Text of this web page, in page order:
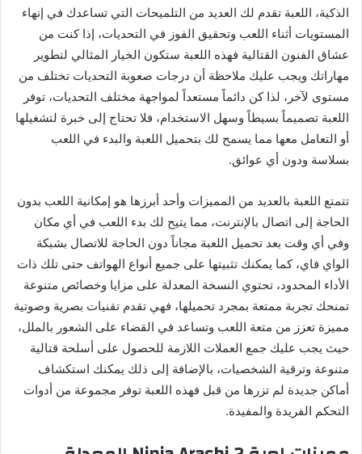
الذكية، اللعبة تقدم لك العديد من التلميحات التي تساعدك في إنهاء
المستويات أثناء اللعب وتحقيق الفوز في التحديات، إذا كنت من
عشاق الفنون القتالية فهذه اللعبة ستكون الخيار المثالي لتطوير
مهاراتك ويجب عليك ملاحظة أن درجات صعوبة التحديات تختلف من
مستوى لآخر، لذا كن دائماً مستعداً لمواجهة مختلف التحديات، توفر
اللعبة تصميماً بسيطاً وسهل الاستخدام، فلا تحتاج إلى خبرة لتشغيلها
أو التعامل معها مما يسمح لك بتحميل اللعبة والبدء في اللعب
بسلاسة ودون أي عوائق.
تتمتع اللعبة بالعديد من المميزات وأحد أبرزها هو إمكانية اللعب بدون
الحاجة إلى اتصال بالإنترنت، مما يتيح لك بدء اللعب في أي مكان
وفي أي وقت بعد تحميل اللعبة مجاناً دون الحاجة للاتصال بشبكة
الواي فاي، كما يمكنك تثبيتها على جميع أنواع الهواتف حتى تلك ذات
الأداء المحدود، تحتوي النسخة المعدلة على مزايا وخصائص متنوعة
تمنحك تجربة ممتعة بمجرد تحميلها، فهي تقدم تقنيات بصرية وصوتية
مميزة تعزز من متعة اللعب وتساعد في القضاء على الشعور بالملل،
حيث يجب عليك جمع العملات اللازمة للحصول على أسلحة قتالية
متنوعة وترقية الشخصيات، بالإضافة إلى ذلك يمكنك استكشاف
أماكن جديدة لم تزرها من قبل فهذه اللعبة توفر مجموعة من أدوات
التحكم الفريدة والمفيدة.